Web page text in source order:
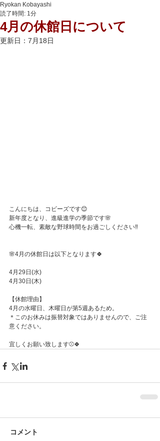
4月の休館日について
Ryokan Kobayashi
読了時間: 1分
更新日： 7月18日
こんにちは、コビーズです😊
新年度となり、進級進学の季節です🌸
心機一転、素敵な野球時間をお過ごしください‼️
🌸4月の休館日は以下となります🍀
4月29日(水)
4月30日(木)
【休館理由】
4月の水曜日、木曜日が第5週あるため。
＊このお休みは振替対象ではありませんので、ご注
意ください。
宜しくお願い致します⚾️🍀
コメント